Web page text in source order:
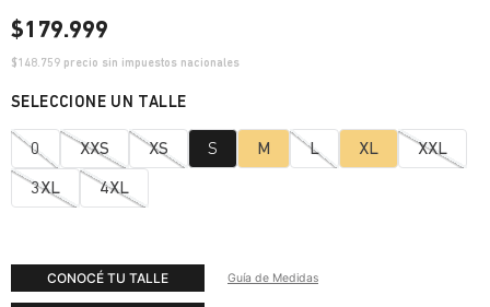
$179.999
$148.759 precio sin impuestos nacionales
0 XXS XS S M L XL XXL
3XL 4XL
CONOCÉ TU TALLE Guía de Medidas